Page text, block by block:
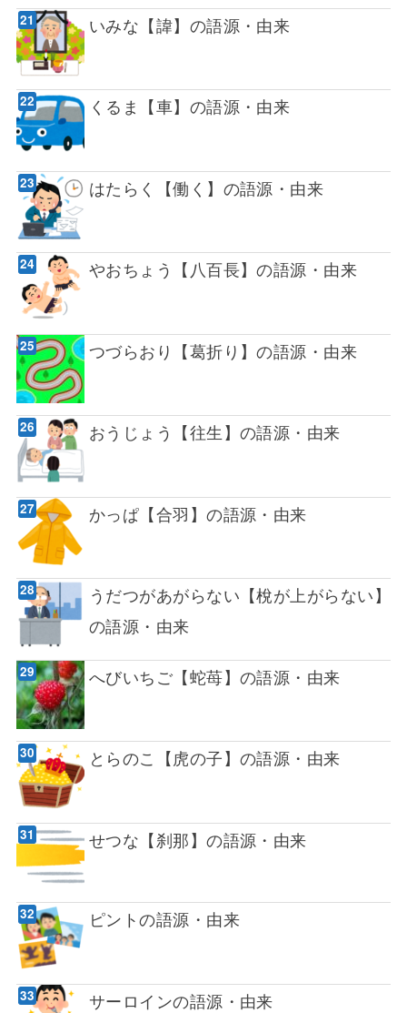
いみな【諱】の語源・由来
くるま【車】の語源・由来
はたらく【働く】の語源・由来
やおちょう【八百長】の語源・由来
つづらおり【葛折り】の語源・由来
おうじょう【往生】の語源・由来
かっぱ【合羽】の語源・由来
うだつがあがらない【梲が上がらない】
の語源・由来
へびいちご【蛇苺】の語源・由来
とらのこ【虎の子】の語源・由来
せつな【刹那】の語源・由来
ピントの語源・由来
サーロインの語源・由来